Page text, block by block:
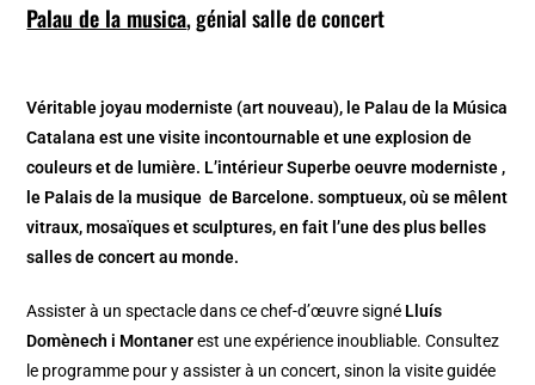
Palau de la musica, génial salle de concert
Véritable joyau moderniste (art nouveau), le Palau de la Música
Catalana est une visite incontournable et une explosion de
couleurs et de lumière. L’intérieur Superbe oeuvre moderniste ,
le Palais de la musique de Barcelone. somptueux, où se mêlent
vitraux, mosaïques et sculptures, en fait l’une des plus belles
salles de concert au monde.
Assister à un spectacle dans ce chef-d’œuvre signé Lluís
Domènech i Montanerest une expérience inoubliable. Consultez
le programme pour y assister à un concert, sinon la visite guidée